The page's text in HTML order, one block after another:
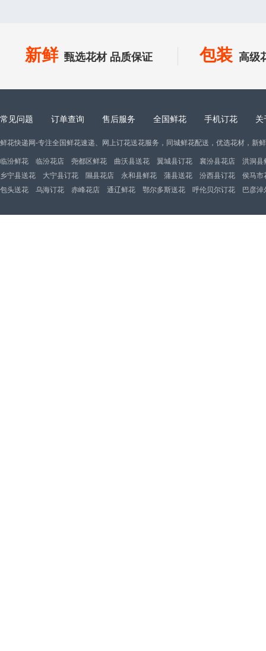
新鲜 甄选花材 品质保证 包装 高级
常见问题 订单查询 售后服务 全国鲜花 手机订花 关
鲜花快递网-专注全国鲜花速递、网上订花送花服务，同城鲜花配送，优选花材，新
临汾鲜花 临汾花店 尧都区鲜花 曲沃县送花 翼城县订花 襄汾县花店
洪洞县
乡宁县送花
大宁县订花 隰县花店 永和县鲜花 蒲县送花 汾西县订花
侯马市
包头送花
乌海订花 赤峰花店 通辽鲜花 鄂尔多斯送花 呼伦贝尔订花 巴彦淖